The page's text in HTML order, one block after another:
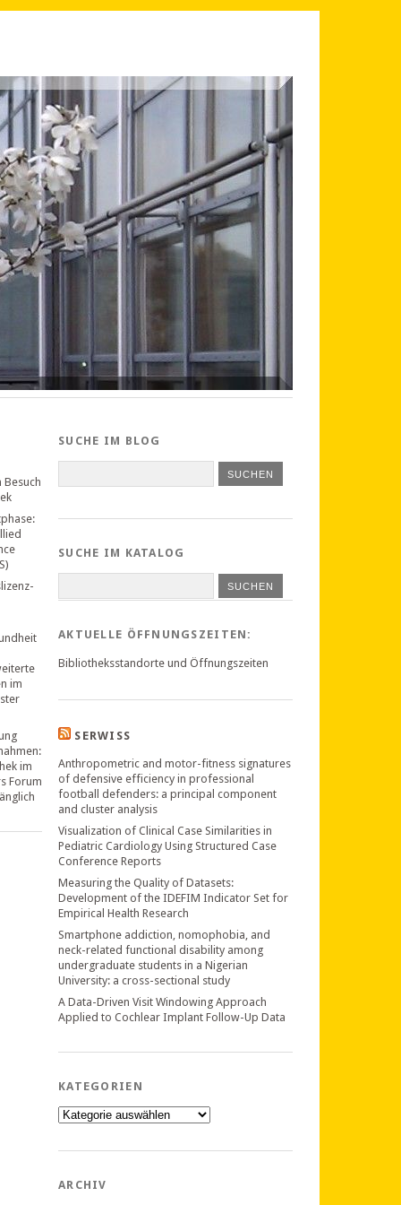
Besuch
im
im
Forum
SUCHE IM BLOG
SUCHE IM KATALOG
SUCHEN
AKTUELLE ÖFFNUNGSZEITEN:
Bibliotheksstandorte und Öffnungszeiten
SERWISS
Anthropometric and motor-fitness signatures
of defensive efficiency in professional
football defenders: a principal component
and cluster analysis
Visualization of Clinical Case Similarities in
Pediatric Cardiology Using Structured Case
Conference Reports
Measuring the Quality of Datasets:
Development of the IDEFIM Indicator Set for
Empirical Health Research
Smartphone addiction, nomophobia, and
neck-related functional disability among
undergraduate students in a Nigerian
University: a cross-sectional study
A Data-Driven Visit Windowing Approach
Applied to Cochlear Implant Follow-Up Data
KATEGORIEN
Kategorien
ARCHIV